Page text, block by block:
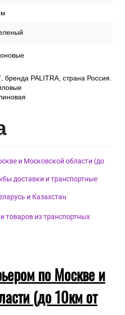
бренда PALITRA, страна Россия.
и Московской области (до
доставки и транспортные
и Казахстан
товаров из транспортных
по Москве и
(до 10км от